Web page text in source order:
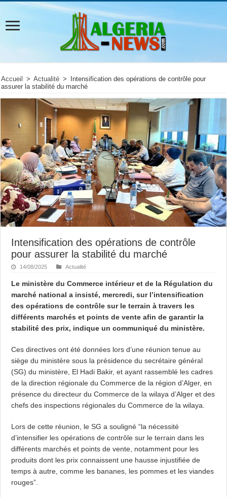
Accueil > Actualité >
Intensification des opérations de contrôle pour
assurer la stabilité du marché
Intensification des opérations de contrôle
pour assurer la stabilité du marché
14/08/2025 Actualité
Le ministère du Commerce intérieur et de la Régulation du
marché national a insisté, mercredi, sur l’intensification
des opérations de contrôle sur le terrain à travers les
différents marchés et points de vente afin de garantir la
stabilité des prix, indique un communiqué du ministère.
Ces directives ont été données lors d’une réunion tenue au
siège du ministère sous la présidence du secrétaire général
(SG) du ministère, El Hadi Bakir, et ayant rassemblé les cadres
de la direction régionale du Commerce de la région d’Alger, en
présence du directeur du Commerce de la wilaya d’Alger et des
chefs des inspections régionales du Commerce de la wilaya.
Lors de cette réunion, le SG a souligné “la nécessité
d’intensifier les opérations de contrôle sur le terrain dans les
différents marchés et points de vente, notamment pour les
produits dont les prix connaissent une hausse injustifiée de
temps à autre, comme les bananes, les pommes et les viandes
rouges”.